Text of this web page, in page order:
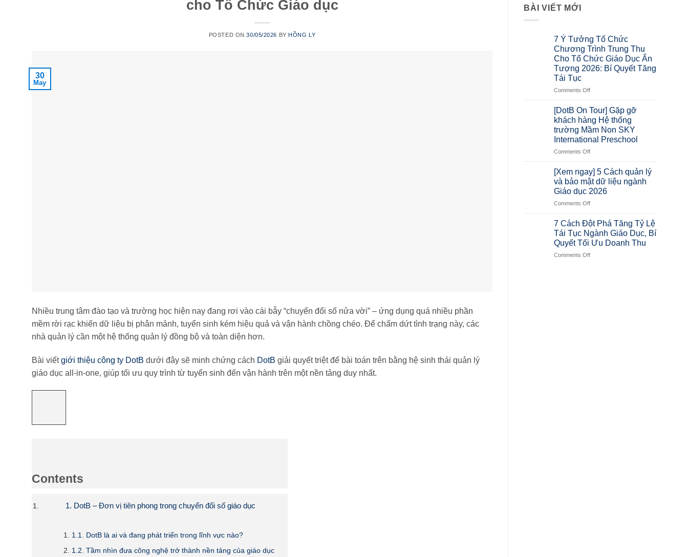
cho Tổ Chức Giáo dục
POSTED ON30/05/2026 BYHỒNG LY
30
May
Nhiều trung tâm đào tạo và trường học hiện nay đang rơi vào cái bẫy “chuyển đổi số nửa vời” – ứng dụng quá nhiều phần
mềm rời rạc khiến dữ liệu bị phân mảnh, tuyển sinh kém hiệu quả và vận hành chồng chéo. Để chấm dứt tình trạng này, các
nhà quản lý cần một hệ thống quản lý đồng bộ và toàn diện hơn.
Bài viếtgiới thiệu công ty DotB dưới đây sẽ minh chứng cách DotB giải quyết triệt để bài toán trên bằng hệ sinh thái quản lý
giáo dục all-in-one, giúp tối ưu quy trình từ tuyển sinh đến vận hành trên một nền tảng duy nhất.
Contents
1. DotB – Đơn vị tiên phong trong chuyển đổi số giáo dục
1.1. DotB là ai và đang phát triển trong lĩnh vực nào?
1.2. Tầm nhìn đưa công nghệ trở thành nền tảng của giáo dục
BÀI VIẾT MỚI
7 Ý Tưởng Tổ Chức
Chương Trình Trung Thu
Cho Tổ Chức Giáo Dục Ấn
Tượng 2026: Bí Quyết Tăng
Tái Tục
Comments Off
[DotB On Tour] Gặp gỡ
khách hàng Hệ thống
trường Mầm Non SKY
International Preschool
Comments Off
[Xem ngay] 5 Cách quản lý
và bảo mật dữ liệu ngành
Giáo dục 2026
Comments Off
7 Cách Đột Phá Tăng Tỷ Lệ
Tái Tục Ngành Giáo Dục, Bí
Quyết Tối Ưu Doanh Thu
Comments Off